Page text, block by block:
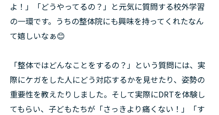
よ！」「どうやってるの？」と元気に質問する校外学習
の一環です。うちの整体院にも興味を持ってくれたなん
て嬉しいなぁ😊
「整体ではどんなことをするの？」という質問には、実
際にケガをした人にどう対応するかを見せたり、姿勢の
重要性を教えたりしました。そして実際にDRTを体験し
てもらい、子どもたちが「さっきより痛くない！」「す